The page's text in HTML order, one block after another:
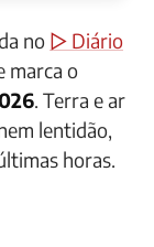
no ▷ Diário
marca o
. Terra e ar
lentidão,
horas.